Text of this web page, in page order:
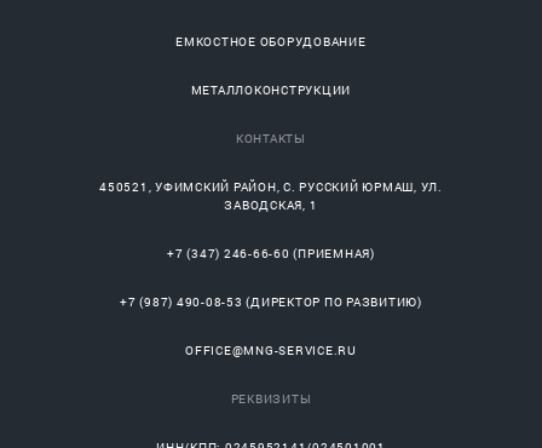
ЕМКОСТНОЕ ОБОРУДОВАНИЕ
МЕТАЛЛОКОНСТРУКЦИИ
КОНТАКТЫ
450521 ,УФИМСКИЙ РАЙОН, С.РУССКИЙ ЮРМАШ, УЛ.
ЗАВОДСКАЯ, 1
+7 (347) 246-66-60 (ПРИЕМНАЯ)
+7 (987) 490-08-53 (ДИРЕКТОР ПО РАЗВИТИЮ)
OFFICE@MNG-SERVICE.RU
РЕКВИЗИТЫ